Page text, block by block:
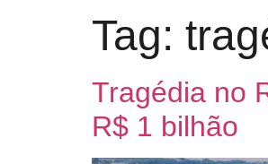
Tag:
Tragédia no
R$ 1 bilhão